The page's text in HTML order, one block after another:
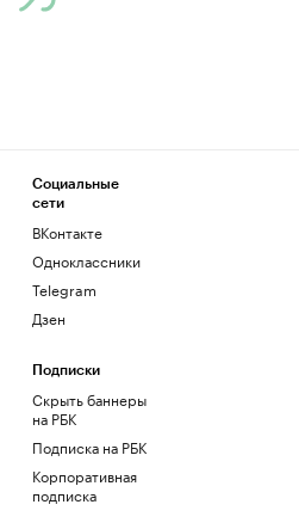
Социальные
сети
ВКонтакте
Одноклассники
Telegram
Дзен
Подписки
Скрыть баннеры
на РБК
Подписка на РБК
Корпоративная
подписка